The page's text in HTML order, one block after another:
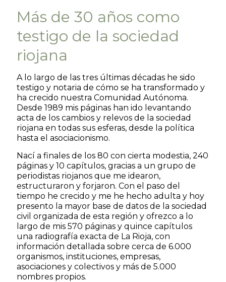
Más de 30 años como
testigo de la sociedad
riojana
A lo largo de las tres últimas décadas he sido
testigo y notaria de cómo se ha transformado y
ha crecido nuestra Comunidad Autónoma.
Desde 1989 mis páginas han ido levantando
acta de los cambios y relevos de la sociedad
riojana en todas sus esferas, desde la política
hasta el asociacionismo.
Nací a finales de los 80 con cierta modestia, 240
páginas y 10 capítulos, gracias a un grupo de
periodistas riojanos que me idearon,
estructuraron y forjaron. Con el paso del
tiempo he crecido y me he hecho adulta y hoy
presento la mayor base de datos de la sociedad
civil organizada de esta región y ofrezco a lo
largo de mis 570 páginas y quince capítulos
una radiografía exacta de La Rioja, con
información detallada sobre cerca de 6.000
organismos, instituciones, empresas,
asociaciones y colectivos y más de 5.000
nombres propios.